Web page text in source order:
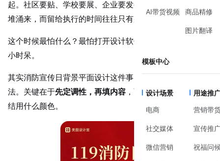
AI带货视频 商品精修
图片翻译
模板中心
设计场景
电商
社交媒体
微信营销
用途推
营销带
宣传推
祝福问
起。社区要贴、学校要展、企业要发公众号——设计需求扎
堆涌来，而留给执行的时间往往只有那么几天。
这个时候最怕什么？最怕打开设计软件，面对空白画布发半
小时呆。
其实消防宣传日背景平面设计这件事，完全有更轻巧的解
法。关键在于先定调性，再填内容 ，而不是一边排版一边纠
结用什么颜色。